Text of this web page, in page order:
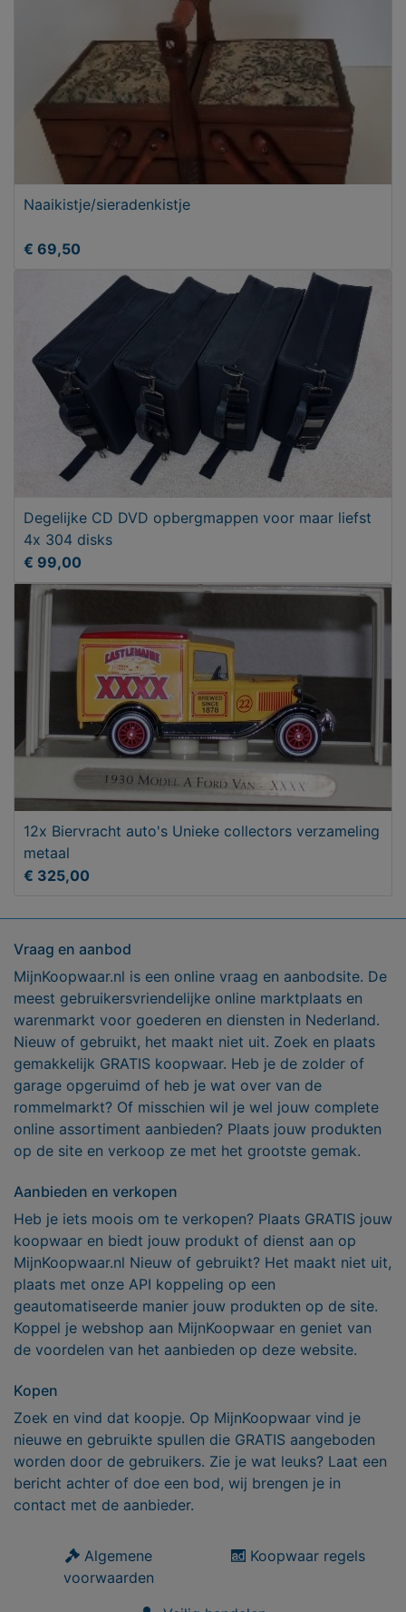
Naaikistje/sieradenkistje
€ 69,50
Degelijke CD DVD opbergmappen voor maar liefst
4x 304 disks
€ 99,00
12x Biervracht auto's Unieke collectors verzameling
metaal
€ 325,00
Vraag en aanbod
MijnKoopwaar.nl is een online vraag en aanbodsite. De
meest gebruikersvriendelijke online marktplaats en
warenmarkt voor goederen en diensten in Nederland.
Nieuw of gebruikt, het maakt niet uit. Zoek en plaats
gemakkelijk GRATIS koopwaar. Heb je de zolder of
garage opgeruimd of heb je wat over van de
rommelmarkt? Of misschien wil je wel jouw complete
online assortiment aanbieden? Plaats jouw produkten
op de site en verkoop ze met het grootste gemak.
Aanbieden en verkopen
Heb je iets moois om te verkopen? Plaats GRATIS jouw
koopwaar en biedt jouw produkt of dienst aan op
MijnKoopwaar.nl Nieuw of gebruikt? Het maakt niet uit,
plaats met onze API koppeling op een
geautomatiseerde manier jouw produkten op de site.
Koppel je webshop aan MijnKoopwaar en geniet van
de voordelen van het aanbieden op deze website.
Kopen
Zoek en vind dat koopje. Op MijnKoopwaar vind je
nieuwe en gebruikte spullen die GRATIS aangeboden
worden door de gebruikers. Zie je wat leuks? Laat een
bericht achter of doe een bod, wij brengen je in
contact met de aanbieder.
Algemene
voorwaarden
Koopwaar regels